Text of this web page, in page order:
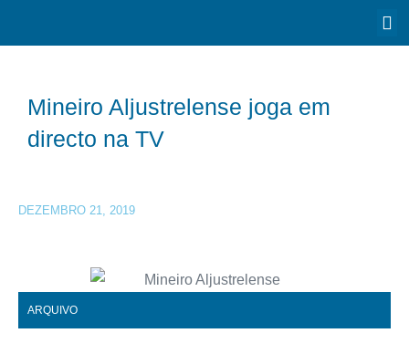
Mineiro Aljustrelense joga em
directo na TV
DEZEMBRO 21, 2019
ARQUIVO